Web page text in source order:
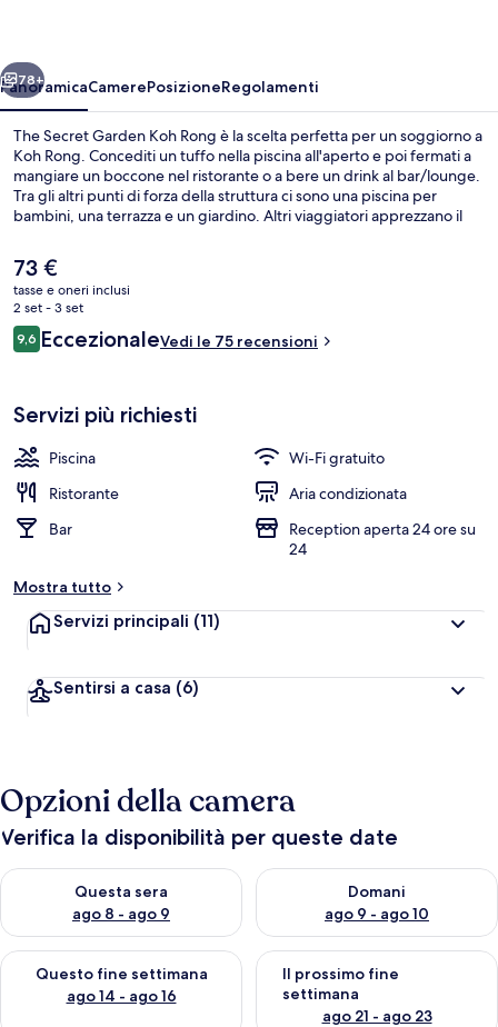
Avanti
78+
PanoramicaCamerePosizioneRegolamenti
The Secret Garden Koh Rong è la scelta perfetta per un soggiorno a
Koh Rong. Concediti un tuffo nella piscina all'aperto e poi fermati a
mangiare un boccone nel ristorante o a bere un drink al bar/lounge.
Tra gli altri punti di forza della struttura ci sono una piscina per
bambini, una terrazza e un giardino. Altri viaggiatori apprezzano il
Il
prezzo
attuale
è
73 €
73 €
tasse e oneri inclusi
2 set - 3 set
Recensioni
9,69,6 su 10
EccezionaleVedi le 75 recensioni
Servizi più richiesti
Piscina
Wi-Fi gratuito
Ristorante
Aria condizionata
Bar
Reception aperta 24 ore su
24
Mostra tutto
Servizi principali (11)
Sentirsi a casa (6)
Opzioni della camera
Verifica la disponibilità per queste date
Questa sera
ago 8 - ago 9
Verifica la disponibilità per questa sera, ago 8 - ago 9
Domani
ago 9 - ago 10
Verifica la disponibilità per
Questo fine settimana
ago 14 - ago 16
Verifica la disponibilità per questo fine settimana, ago 14 -
Il prossimo fine
settimana
ago 21 - ago 23
Verifica la disponibilità per il